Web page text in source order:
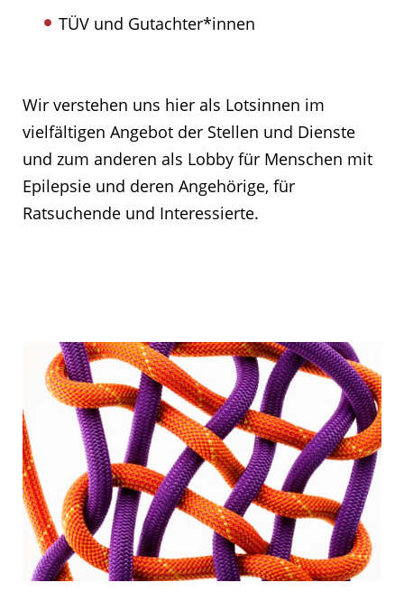
TÜV und Gutachter*innen
Wir verstehen uns hier als Lotsinnen im
vielfältigen Angebot der Stellen und Dienste
und zum anderen als Lobby für Menschen mit
Epilepsie und deren Angehörige, für
Ratsuchende und Interessierte.